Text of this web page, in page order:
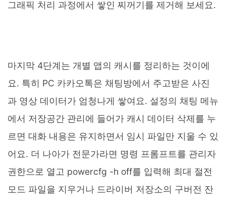
그래픽 처리 과정에서 쌓인 찌꺼기를 제거해 보세요.
마지막 4단계는 개별 앱의 캐시를 정리하는 것이에
요. 특히 PC 카카오톡은 채팅방에서 주고받은 사진
과 영상 데이터가 엄청나게 쌓여요. 설정의 채팅 메뉴
에서 저장공간 관리에 들어가 캐시 데이터 삭제를 누
르면 대화 내용은 유지하면서 임시 파일만 지울 수 있
어요. 더 나아가 전문가라면 명령 프롬프트를 관리자
권한으로 열고 powercfg -h off를 입력해 최대 절전
모드 파일을 지우거나 드라이버 저장소의 구버전 잔